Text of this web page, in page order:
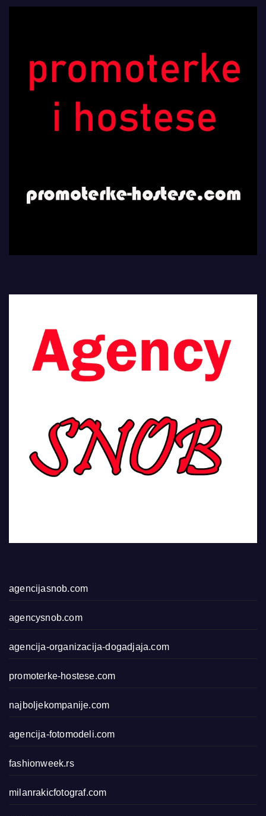
agencijasnob.com
agencysnob.com
agencija-organizacija-dogadjaja.com
promoterke-hostese.com
najboljekompanije.com
agencija-fotomodeli.com
fashionweek.rs
milanrakicfotograf.com